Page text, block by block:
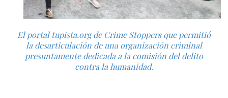
El portal tupista.org de Crime Stoppers que permitió
la desarticulación de una organización criminal
presuntamente dedicada a la comisión del delito
contra la humanidad.